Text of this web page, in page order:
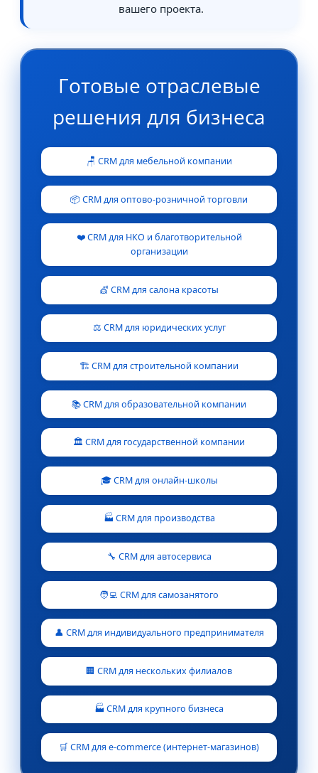
вашего проекта.
Готовые отраслевые
решения для бизнеса
🪑 CRM для мебельной компании
📦 CRM для оптово-розничной торговли
❤️ CRM для НКО и благотворительной
организации
💇 CRM для салона красоты
⚖️ CRM для юридических услуг
🏗️ CRM для строительной компании
📚 CRM для образовательной компании
🏛️ CRM для государственной компании
🎓 CRM для онлайн-школы
🏭 CRM для производства
🔧 CRM для автосервиса
🧑‍💻 CRM для самозанятого
👤 CRM для индивидуального предпринимателя
🏢 CRM для нескольких филиалов
🏭 CRM для крупного бизнеса
🛒 CRM для e-commerce (интернет-магазинов)